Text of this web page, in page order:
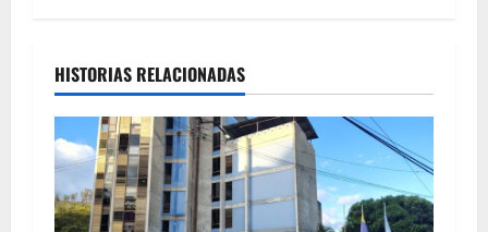
HISTORIAS RELACIONADAS